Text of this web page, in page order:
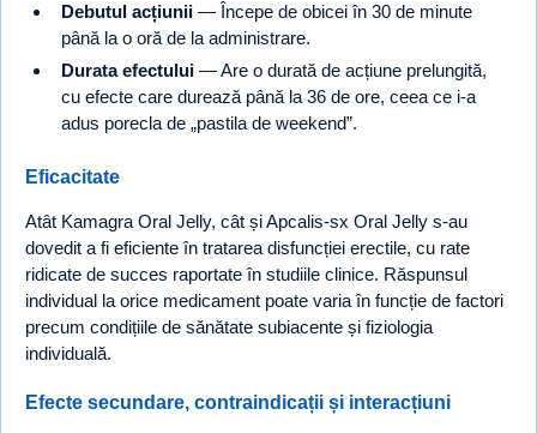
Debutul acțiunii — Începe de obicei în 30 de minute
până la o oră de la administrare.
Durata efectului — Are o durată de acțiune prelungită,
cu efecte care durează până la 36 de ore, ceea ce i-a
adus porecla de „pastila de weekend”.
Eficacitate
Atât Kamagra Oral Jelly, cât și Apcalis-sx Oral Jelly s-au
dovedit a fi eficiente în tratarea disfuncției erectile, cu rate
ridicate de succes raportate în studiile clinice. Răspunsul
individual la orice medicament poate varia în funcție de factori
precum condițiile de sănătate subiacente și fiziologia
individuală.
Efecte secundare, contraindicații și interacțiuni